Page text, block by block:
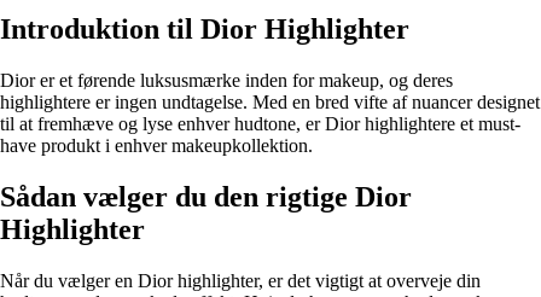
Introduktion til Dior Highlighter
Dior er et førende luksusmærke inden for makeup, og deres
highlightere er ingen undtagelse. Med en bred vifte af nuancer designet
til at fremhæve og lyse enhver hudtone, er Dior highlightere et must-
have produkt i enhver makeupkollektion.
Sådan vælger du den rigtige Dior
Highlighter
Når du vælger en Dior highlighter, er det vigtigt at overveje din